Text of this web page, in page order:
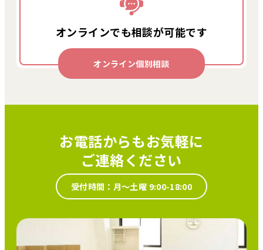
オンラインでも相談が可能です
オンライン個別相談
お電話からもお気軽に
ご連絡ください
受付時間：月～土曜 9:00-18:00